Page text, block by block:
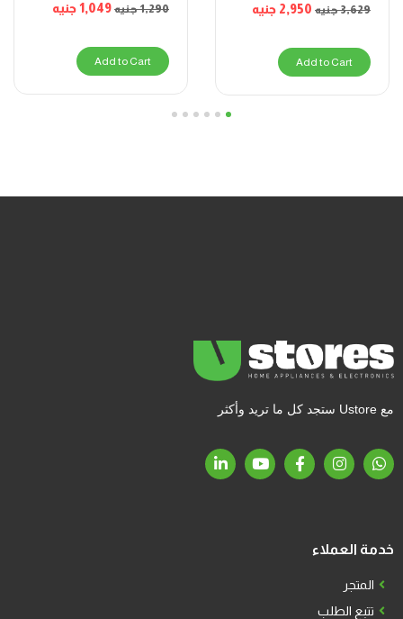
3,629جنيه 2,950 جنيه
Add to Cart
1,290جنيه 1,049جنيه
Add to Cart
1
2
مع Ustore ستجد كل ما تريد وأكثر
خدمة العملاء
المتجر
تتبع الطلب